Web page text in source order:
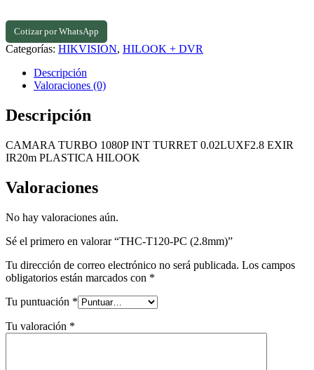
Cotizar por WhatsApp
Categorías: HIKVISION, HILOOK + DVR
Descripción
Valoraciones (0)
Descripción
CAMARA TURBO 1080P INT TURRET 0.02LUXF2.8 EXIR
IR20m PLASTICA HILOOK
Valoraciones
No hay valoraciones aún.
Sé el primero en valorar “THC-T120-PC (2.8mm)”
Tu dirección de correo electrónico no será publicada. Los campos
obligatorios están marcados con *
Tu puntuación *
Tu valoración *